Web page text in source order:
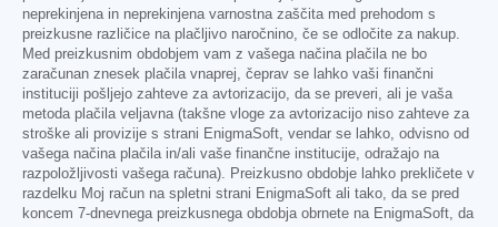
neprekinjena in neprekinjena varnostna zaščita med prehodom s
preizkusne različice na plačljivo naročnino, če se odločite za nakup.
Med preizkusnim obdobjem vam z vašega načina plačila ne bo
zaračunan znesek plačila vnaprej, čeprav se lahko vaši finančni
instituciji pošljejo zahteve za avtorizacijo, da se preveri, ali je vaša
metoda plačila veljavna (takšne vloge za avtorizacijo niso zahteve za
stroške ali provizije s strani EnigmaSoft, vendar se lahko, odvisno od
vašega načina plačila in/ali vaše finančne institucije, odražajo na
razpoložljivosti vašega računa). Preizkusno obdobje lahko prekličete v
razdelku Moj račun na spletni strani EnigmaSoft ali tako, da se pred
koncem 7-dnevnega preizkusnega obdobja obrnete na EnigmaSoft, da